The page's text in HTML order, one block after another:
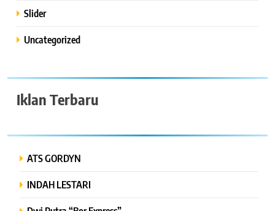
Slider
Uncategorized
Iklan Terbaru
ATS GORDYN
INDAH LESTARI